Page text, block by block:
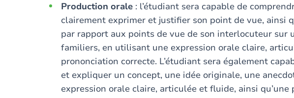
Production orale : l’étudiant sera capable de
clairement exprimer et justifier son point de vue, ainsi
par rapport aux points de vue de son interlocuteur sur
familiers, en utilisant une expression orale claire,
prononciation correcte. L’étudiant sera également
et expliquer un concept, une idée originale, une
expression orale claire, articulée et fluide, ainsi qu’une